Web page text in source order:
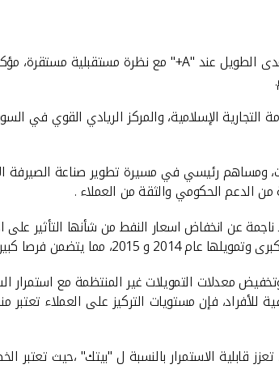
الطويل عند"A+" مع نظرة مستقبلية مستقرة،
.
الإسلامية، والمركز الريادي القوي في
ومساهم رئيسي في مسيرة تطوير صناعة
الدعم الحكومي والثقة من العملاء.
عن انخفاض اسعار النفط من شأنها التأثير على
كبيرة لنمو القطاع المصرفي
معدلات التمويلات غير المنتظمة مع استمرار
للأفراد، فإن مستويات التركيز على العملاء
قابلية الاستمرار بالنسبة ل "بيتك" ،حيث